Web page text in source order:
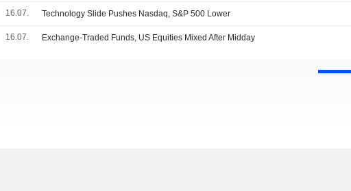
16.07. Technology Slide Pushes Nasdaq, S&P 500 Lower
16.07. Exchange-Traded Funds, US Equities Mixed After Midday